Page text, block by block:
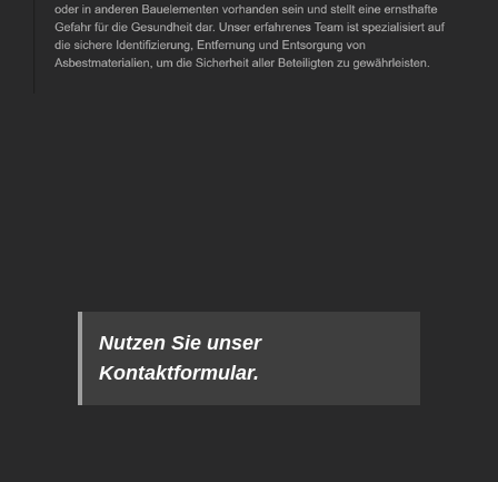
Nutzen Sie unser
Kontaktformular.